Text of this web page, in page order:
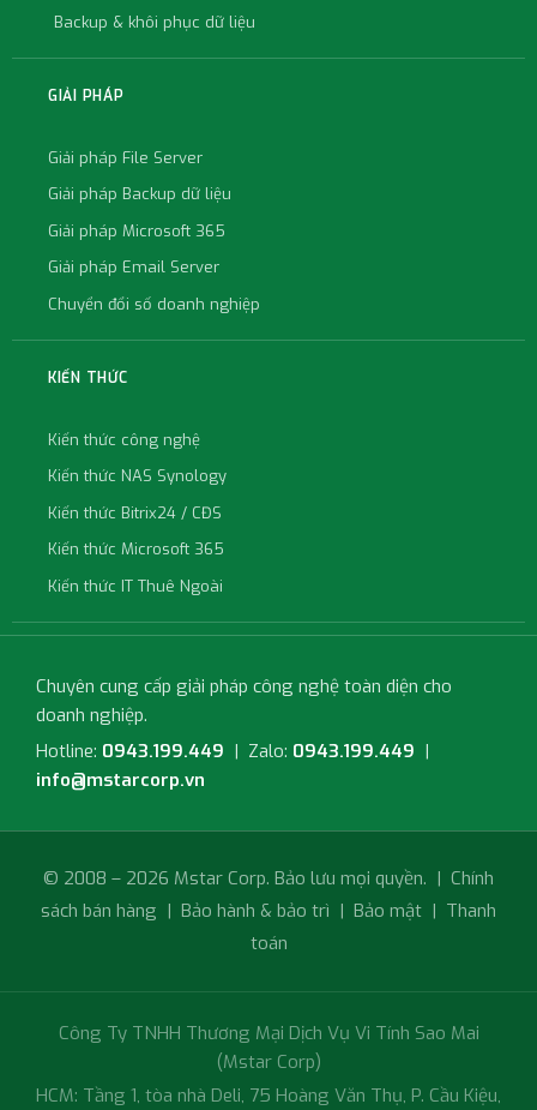
Backup & khôi phục dữ liệu
GIẢI PHÁP
Giải pháp File Server
Giải pháp Backup dữ liệu
Giải pháp Microsoft 365
Giải pháp Email Server
Chuyển đổi số doanh nghiệp
KIẾN THỨC
Kiến thức công nghệ
Kiến thức NAS Synology
Kiến thức Bitrix24 / CĐS
Kiến thức Microsoft 365
Kiến thức IT Thuê Ngoài
Chuyên cung cấp giải pháp công nghệ toàn diện cho
doanh nghiệp.
Hotline: 0943.199.449 | Zalo: 0943.199.449 |
info@mstarcorp.vn
© 2008 – 2026 Mstar Corp. Bảo lưu mọi quyền. | Chính
sách bán hàng | Bảo hành & bảo trì | Bảo mật | Thanh
toán
Công Ty TNHH Thương Mại Dịch Vụ Vi Tính Sao Mai
(Mstar Corp)
HCM: Tầng 1, tòa nhà Deli, 75 Hoàng Văn Thụ, P. Cầu Kiệu,